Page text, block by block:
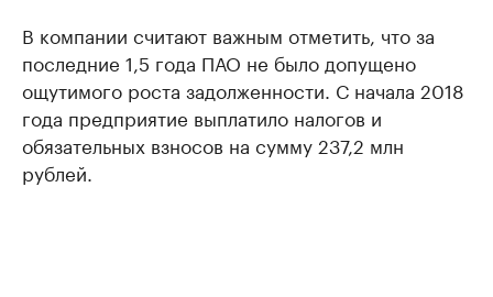
В компании считают важным отметить, что за
последние 1,5 года ПАО не было допущено
ощутимого роста задолженности. С начала 2018
года предприятие выплатило налогов и
обязательных взносов на сумму 237,2 млн
рублей.